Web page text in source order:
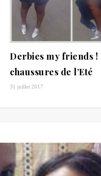
Derbies my friends !
chaussures de l’Eté
31 juillet 2017